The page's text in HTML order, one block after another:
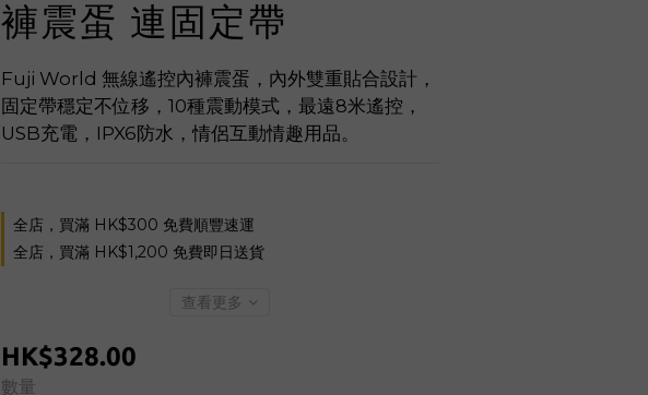
褲震蛋 連固定帶
Fuji World 無線遙控內褲震蛋，內外雙重貼合設計，
固定帶穩定不位移，10種震動模式，最遠8米遙控，
USB充電，IPX6防水，情侶互動情趣用品。
全店，買滿 HK$300 免費順豐速運
全店，買滿 HK$1,200 免費即日送貨
查看更多
HK$328.00
數量